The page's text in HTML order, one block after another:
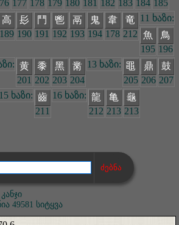
177 178 179 180 181 182 183 184 185
高
189
髟
190
鬥
191
鬯
192
鬲
193
鬼
194
韋
178
竜
212
11 ხაზი:
魚
195
鳥
196
黄
201
黍
202
黑
203
黹
204
13 ხაზი: 黽
205
鼎
206
鼓
207
15 ხაზი: 齒
211
16 ხაზი: 龍
212
亀
213
龜
213
49581 სიტყვა